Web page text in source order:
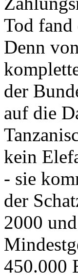
Tod fand
Denn
der
auf die
kein
- sie
der
2000
450.000